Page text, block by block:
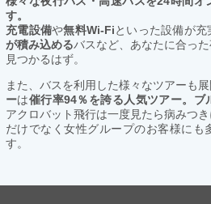
す。
充電設備や無料Wi-Fiといった設備が充
が積み込めるバスなど、あなたに合っ
見つかるはず。
また、バスを利用した様々なツアーも
ーは催行率94％を誇る人気ツアー。ブ
アクロバット飛行は一度見たら病みつ
だけでなく女性グループのお客様にも
す。